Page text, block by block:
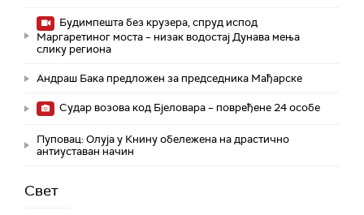
Будимпешта без крузера, спруд испод
Маргаретиног моста – низак водостај Дунава мења
слику региона
Андраш Бакa предложен за председника Мађарске
Судар возова код Бјеловара – повређене 24 особе
Пуповац: Олуја у Книну обележена на драстично
антиуставан начин
Свет